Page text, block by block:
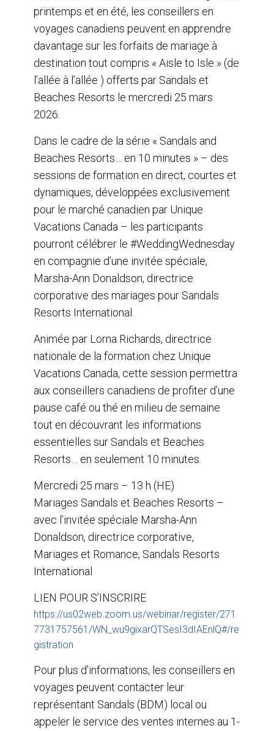
o
k
d
n
printemps et en été, les conseillers en
voyages canadiens peuvent en apprendre
davantage sur les forfaits de mariage à
destination tout compris « Aisle to Isle » (de
l’allée à l’allée ) offerts par Sandals et
Beaches Resorts le mercredi 25 mars
2026.
Dans le cadre de la série « Sandals and
Beaches Resorts… en 10 minutes » – des
sessions de formation en direct, courtes et
dynamiques, développées exclusivement
pour le marché canadien par Unique
Vacations Canada – les participants
pourront célébrer le #WeddingWednesday
en compagnie d’une invitée spéciale,
Marsha-Ann Donaldson, directrice
corporative des mariages pour Sandals
Resorts International.
Animée par Lorna Richards, directrice
nationale de la formation chez Unique
Vacations Canada, cette session permettra
aux conseillers canadiens de profiter d’une
pause café ou thé en milieu de semaine
tout en découvrant les informations
essentielles sur Sandals et Beaches
Resorts… en seulement 10 minutes.
Mercredi 25 mars – 13 h (HE)
Mariages Sandals et Beaches Resorts –
avec l’invitée spéciale Marsha-Ann
Donaldson, directrice corporative,
Mariages et Romance, Sandals Resorts
International
LIEN POUR S’INSCRIRE
https://us02web.zoom.us/webinar/register/271
7731757561/WN_wu9gixarQTSesI3dIAEnlQ#/re
gistration
Pour plus d’informations, les conseillers en
voyages peuvent contacter leur
représentant Sandals (BDM) local ou
appeler le service des ventes internes au 1-